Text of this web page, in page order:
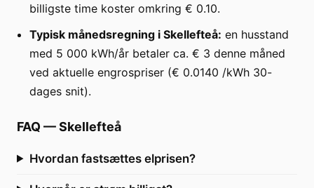
billigste time koster omkring € 0.10.
Typisk månedsregning i Skellefteå: en husstand
med 5 000 kWh/år betaler ca. € 3 denne måned
ved aktuelle engrospriser (€ 0.0140 /kWh 30-
dages snit).
FAQ —Skellefteå
Hvordan fastsættes elprisen?